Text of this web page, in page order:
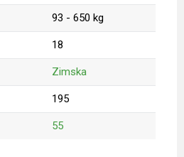
93 - 650 kg
18
Zimska
195
55